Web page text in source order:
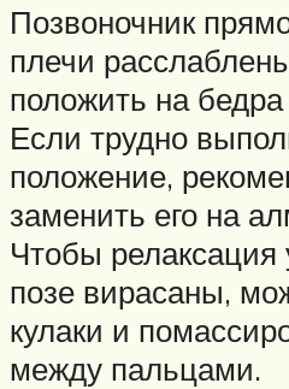
Позвоночник
плечи
положить на
Если трудно
положение,
заменить его на
Чтобы релаксация
позе вирасаны,
кулаки и
между пальцами.